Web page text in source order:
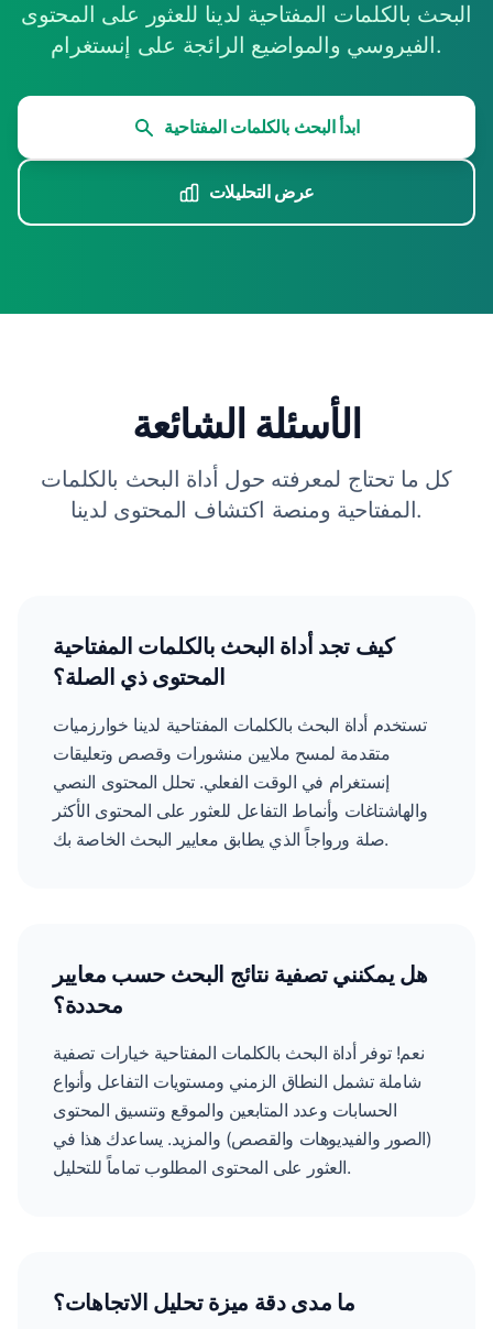
البحث بالكلمات المفتاحية لدينا للعثور على المحتوى
الفيروسي والمواضيع الرائجة على إنستغرام.
ابدأ البحث بالكلمات المفتاحية
عرض التحليلات
الأسئلة الشائعة
كل ما تحتاج لمعرفته حول أداة البحث بالكلمات
المفتاحية ومنصة اكتشاف المحتوى لدينا.
كيف تجد أداة البحث بالكلمات المفتاحية
المحتوى ذي الصلة؟
تستخدم أداة البحث بالكلمات المفتاحية لدينا خوارزميات
متقدمة لمسح ملايين منشورات وقصص وتعليقات
إنستغرام في الوقت الفعلي. تحلل المحتوى النصي
والهاشتاغات وأنماط التفاعل للعثور على المحتوى الأكثر
صلة ورواجاً الذي يطابق معايير البحث الخاصة بك.
هل يمكنني تصفية نتائج البحث حسب معايير
محددة؟
نعم! توفر أداة البحث بالكلمات المفتاحية خيارات تصفية
شاملة تشمل النطاق الزمني ومستويات التفاعل وأنواع
الحسابات وعدد المتابعين والموقع وتنسيق المحتوى
(الصور والفيديوهات والقصص) والمزيد. يساعدك هذا في
العثور على المحتوى المطلوب تماماً للتحليل.
ما مدى دقة ميزة تحليل الاتجاهات؟